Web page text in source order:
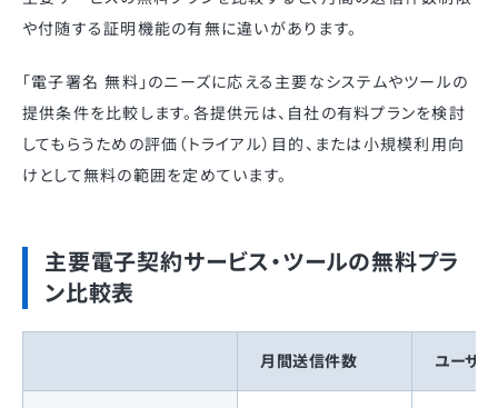
や付随する証明機能の有無に違いがあります。
「電子署名 無料」のニーズに応える主要なシステムやツールの
提供条件を比較します。各提供元は、自社の有料プランを検討
してもらうための評価（トライアル）目的、または小規模利用向
けとして無料の範囲を定めています。
主要電子契約サービス・ツールの無料プラ
ン比較表
月間送信件数 ユーザ